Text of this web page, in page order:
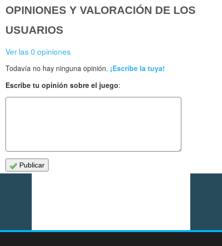
OPINIONES Y VALORACIÓN DE LOS
USUARIOS
Ver las 0 opiniones
Todavía no hay ninguna opinión. ¡Escribe la tuya!
Escribe tu opinión sobre el juego:
Publicar